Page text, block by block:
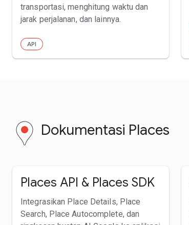
transportasi, menghitung waktu dan
jarak perjalanan, dan lainnya.
API
Dokumentasi Places
Places API & Places SDK
Integrasikan Place Details, Place
Search, Place Autocomplete, dan